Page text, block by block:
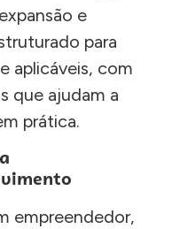
e
para
aplicáveis, com
que ajudam a
prática.
empreendedor,